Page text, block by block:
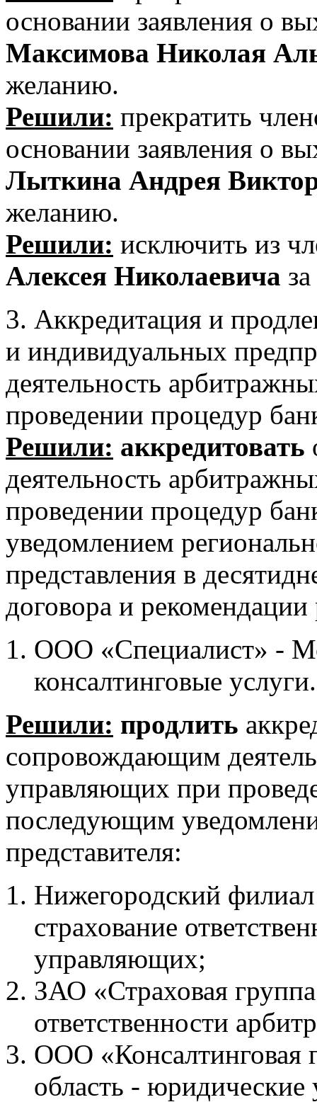
основании заявления о
Максимова Николая
желанию.
Решили: прекратить
основании заявления о
Лыткина Андрея
желанию.
Решили: исключить из
Алексея Николаевича
3. Аккредитация и
и индивидуальных
деятельность
проведении процедур
Решили: аккредитовать
деятельность
проведении процедур
уведомлением
представления в
договора и рекомендации
ООО «Специалист» -
консалтинговые услуги.
Решили: продлить
сопровождающим
управляющих при
последующим
представителя:
Нижегородский
страхование
управляющих;
ЗАО «Страховая
ответственности
ООО «Консалтинговая
область - юридические